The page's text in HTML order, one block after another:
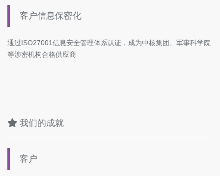
客户信息保密化
通过ISO27001信息安全管理体系认证，成为中核集团、军事科学院
等涉密机构合格供应商
我们的成就
客户